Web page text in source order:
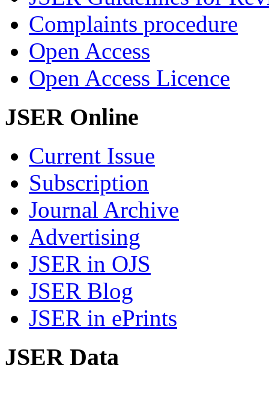
Complaints procedure
Open Access
Open Access Licence
JSER Online
Current Issue
Subscription
Journal Archive
Advertising
JSER in OJS
JSER Blog
JSER in ePrints
JSER Data